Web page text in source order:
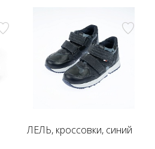
ЛЕЛЬ, кроссовки, синий